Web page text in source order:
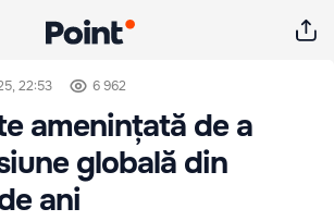
22:53 6 962
amenințată de a
globală din
ani